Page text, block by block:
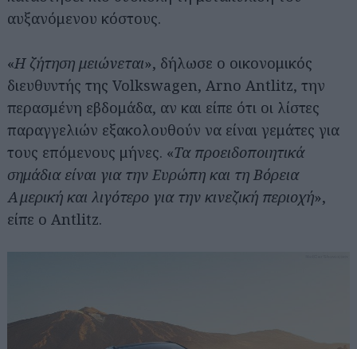
αυξανόμενου κόστους.
«Η ζήτηση μειώνεται», δήλωσε ο οικονομικός
διευθυντής της Volkswagen, Arno Antlitz, την
περασμένη εβδομάδα, αν και είπε ότι οι λίστες
παραγγελιών εξακολουθούν να είναι γεμάτες για
τους επόμενους μήνες. «Τα προειδοποιητικά
σημάδια είναι για την Ευρώπη και τη Βόρεια
Αμερική και λιγότερο για την κινεζική περιοχή»,
είπε ο Antlitz.